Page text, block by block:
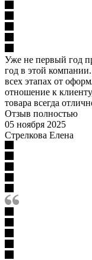
Уже не первый год
год в этой
всех этапах от
отношение к
товара всегда
Отзыв полностью
05 ноября 2025
Стрелкова Елена